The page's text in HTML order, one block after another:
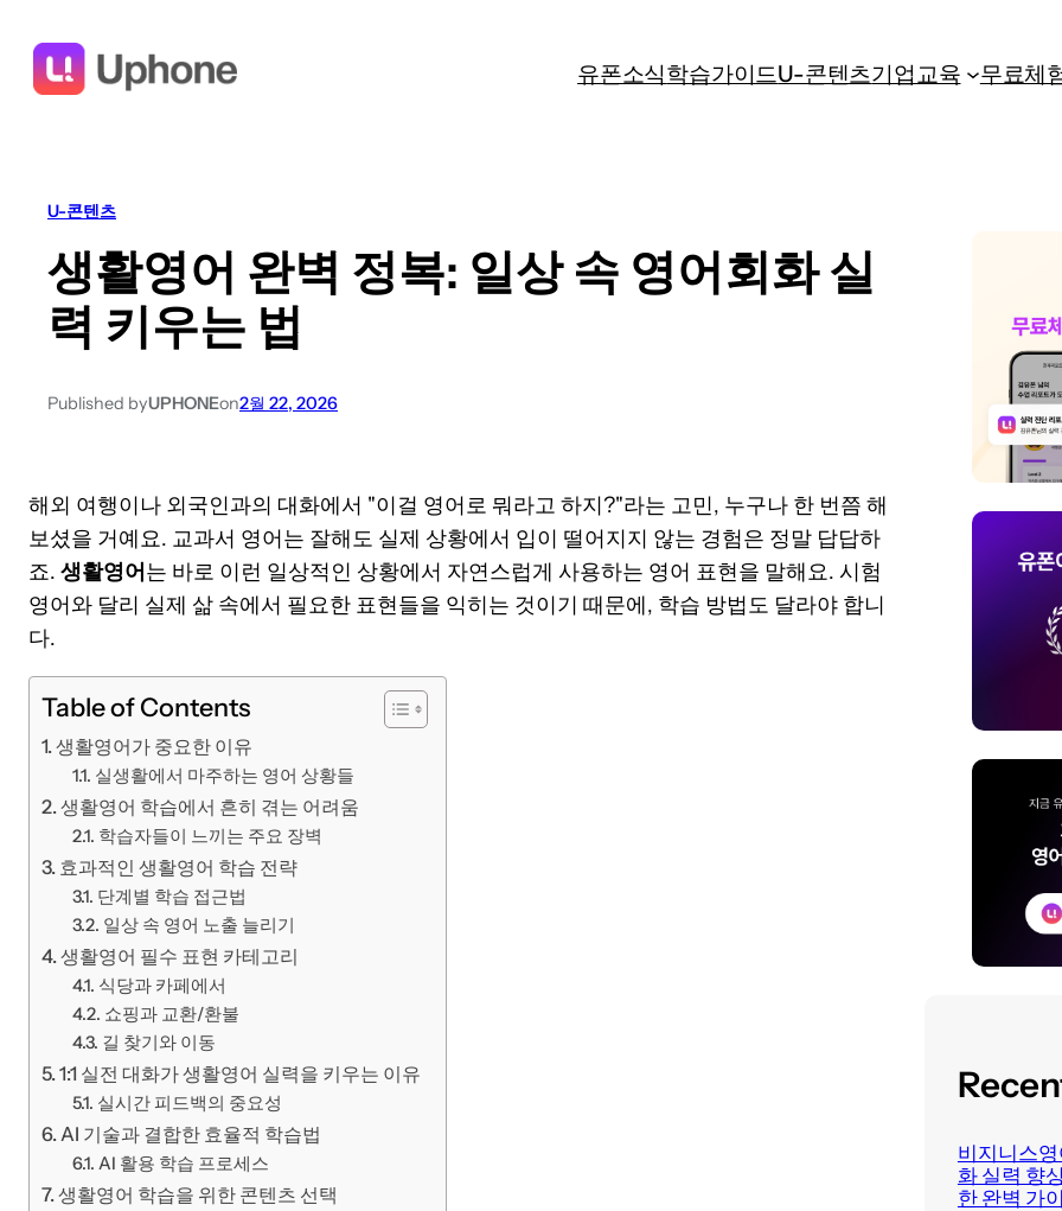
유폰소식학습가이드U-콘텐츠기업교육 무료체
U-콘텐츠
생활영어 완벽 정복: 일상 속 영어회화 실
력 키우는 법
Published byUPHONEon2월 22, 2026
해외 여행이나 외국인과의 대화에서 "이걸 영어로 뭐라고 하지?"라는 고민, 누구나 한 번쯤 해
보셨을 거예요. 교과서 영어는 잘해도 실제 상황에서 입이 떨어지지 않는 경험은 정말 답답하
죠. 생활영어 는 바로 이런 일상적인 상황에서 자연스럽게 사용하는 영어 표현을 말해요. 시험
영어와 달리 실제 삶 속에서 필요한 표현들을 익히는 것이기 때문에, 학습 방법도 달라야 합니
다.
Table of Contents
생활영어가 중요한 이유
실생활에서 마주하는 영어 상황들
생활영어 학습에서 흔히 겪는 어려움
학습자들이 느끼는 주요 장벽
효과적인 생활영어 학습 전략
단계별 학습 접근법
일상 속 영어 노출 늘리기
생활영어 필수 표현 카테고리
식당과 카페에서
쇼핑과 교환/환불
길 찾기와 이동
1:1 실전 대화가 생활영어 실력을 키우는 이유
실시간 피드백의 중요성
AI 기술과 결합한 효율적 학습법
AI 활용 학습 프로세스
생활영어 학습을 위한 콘텐츠 선택
비지니스
화 실력 향
한 완벽 가